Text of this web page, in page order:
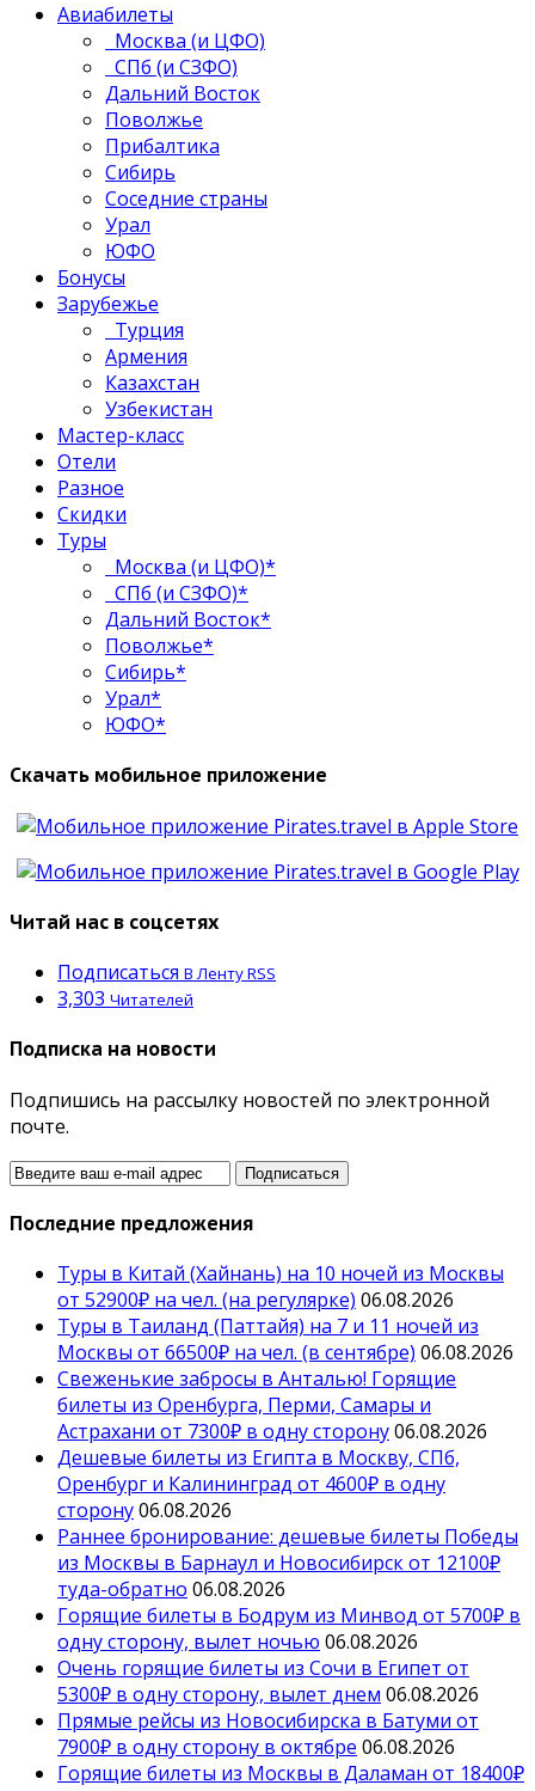
Авиабилеты
Москва (и ЦФО)
СПб (и СЗФО)
Дальний Восток
Поволжье
Прибалтика
Сибирь
Соседние страны
Урал
ЮФО
Бонусы
Зарубежье
Турция
Армения
Казахстан
Узбекистан
Мастер-класс
Отели
Разное
Скидки
Туры
Москва (и ЦФО)*
СПб (и СЗФО)*
Дальний Восток*
Поволжье*
Сибирь*
Урал*
ЮФО*
Скачать мобильное приложение
Читай нас в соцсетях
Подписаться В Ленту RSS
3,303 Читателей
Подписка на новости
Подпишись на рассылку новостей по электронной
почте.
Последние предложения
Туры в Китай (Хайнань) на 10 ночей из Москвы
от 52900₽ на чел. (на регулярке) 06.08.2026
Туры в Таиланд (Паттайя) на 7 и 11 ночей из
Москвы от 66500₽ на чел. (в сентябре) 06.08.2026
Свеженькие забросы в Анталью! Горящие
билеты из Оренбурга, Перми, Самары и
Астрахани от 7300₽ в одну сторону06.08.2026
Дешевые билеты из Египта в Москву, СПб,
Оренбург и Калининград от 4600₽ в одну
сторону06.08.2026
Раннее бронирование: дешевые билеты Победы
из Москвы в Барнаул и Новосибирск от 12100₽
туда-обратно 06.08.2026
Горящие билеты в Бодрум из Минвод от 5700₽ в
одну сторону, вылет ночью 06.08.2026
Очень горящие билеты из Сочи в Египет от
5300₽ в одну сторону, вылет днем 06.08.2026
Прямые рейсы из Новосибирска в Батуми от
7900₽ в одну сторону в октябре 06.08.2026
Горящие билеты из Москвы в Даламан от 18400₽